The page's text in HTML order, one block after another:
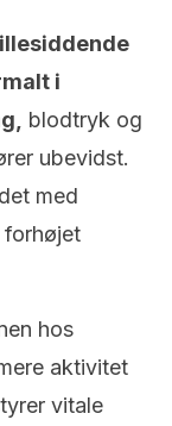
i
blodtryk og
ubevidst.
med
forhøjet
hos
aktivitet
vitale